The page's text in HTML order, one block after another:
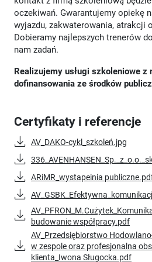
oczekiwań. Gwarantujemy opiekę
wyjazdu, zakwaterowania, atrakcji
Dobieramy najlepszych trenerów
nam zadań.
Realizujemy usługi szkoleniowe z
dofinansowania ze środków
Certyfikaty i referencje
AV_DAKO-cykl_szkoleń.jpg
ARiMR_wystapeinia
budowanie współpracy.pdf
AV_Przedsiębiorstwo
w zespole oraz profesjonalna
klienta_Iwona Sługocka.pdf